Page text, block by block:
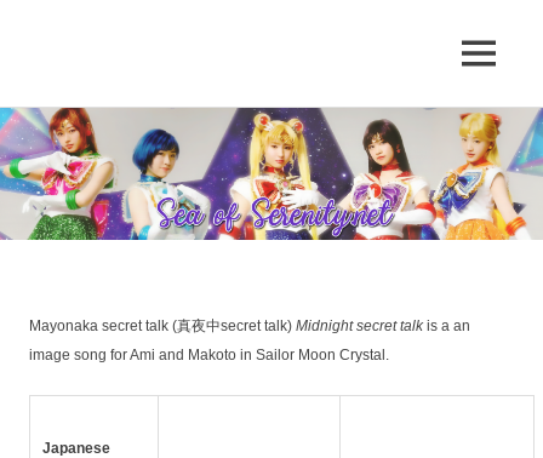
Skip
to
content
of
Serenity.Net
Moon
fansite
featuring
translations,
lyrics,
and
to
series!
MENU
Mayonaka secret talk (真夜中secret talk) Midnight secret talk is a an
image song for Ami and Makoto in Sailor Moon Crystal.
Japanese